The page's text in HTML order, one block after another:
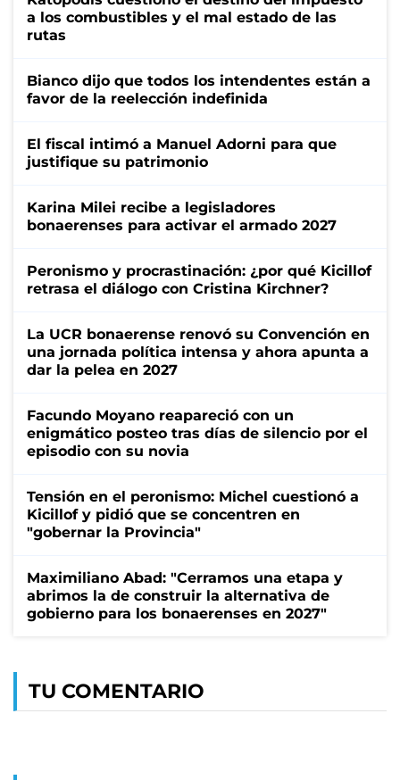
a los combustibles y el mal estado de las
rutas
Bianco dijo que todos los intendentes están a
favor de la reelección indefinida
El fiscal intimó a Manuel Adorni para que
justifique su patrimonio
Karina Milei recibe a legisladores
bonaerenses para activar el armado 2027
Peronismo y procrastinación: ¿por qué Kicillof
retrasa el diálogo con Cristina Kirchner?
La UCR bonaerense renovó su Convención en
una jornada política intensa y ahora apunta a
dar la pelea en 2027
Facundo Moyano reapareció con un
enigmático posteo tras días de silencio por el
episodio con su novia
Tensión en el peronismo: Michel cuestionó a
Kicillof y pidió que se concentren en
"gobernar la Provincia"
Maximiliano Abad: "Cerramos una etapa y
abrimos la de construir la alternativa de
gobierno para los bonaerenses en 2027"
TU COMENTARIO